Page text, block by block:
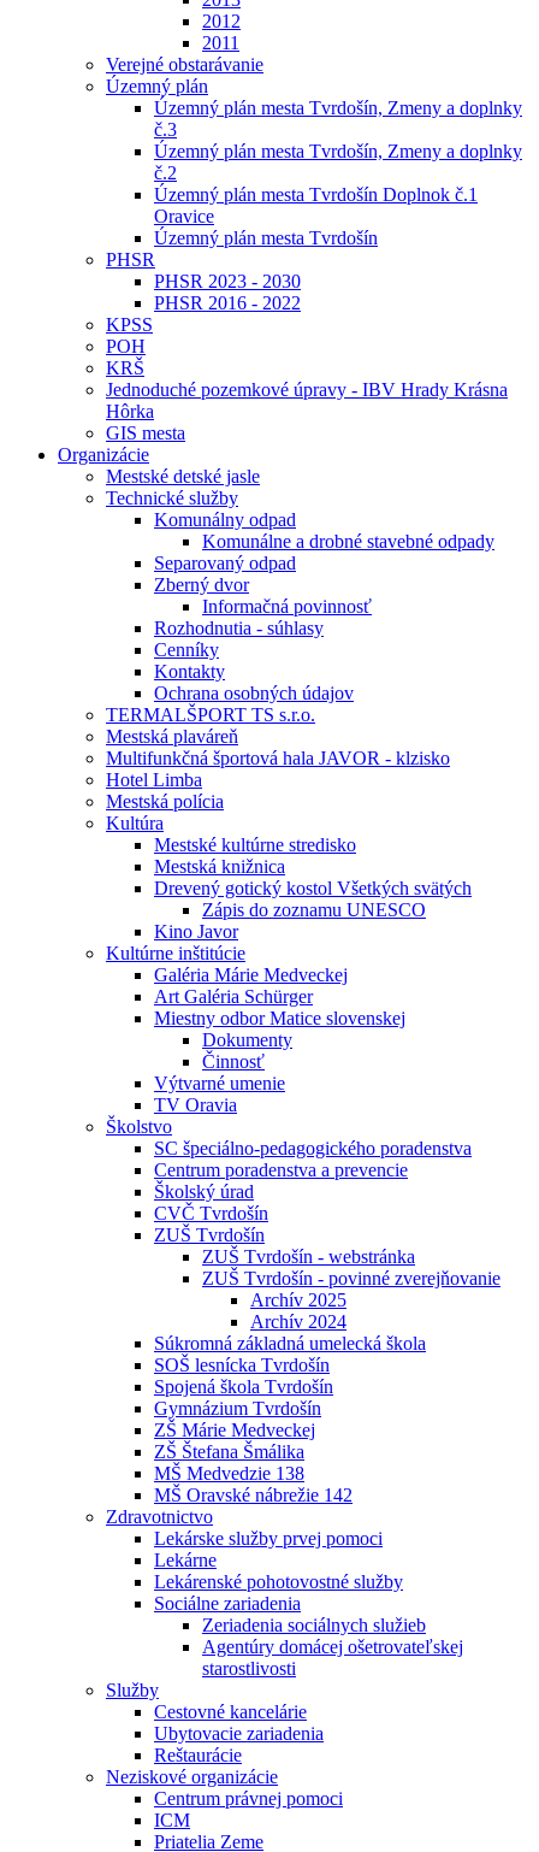
2012
2011
Verejné obstarávanie
Územný plán
Územný plán mesta Tvrdošín, Zmeny a doplnky
č.3
Územný plán mesta Tvrdošín, Zmeny a doplnky
č.2
Územný plán mesta Tvrdošín Doplnok č.1
Oravice
Územný plán mesta Tvrdošín
PHSR
PHSR 2023 - 2030
PHSR 2016 - 2022
KPSS
POH
KRŠ
Jednoduché pozemkové úpravy - IBV Hrady Krásna
Hôrka
GIS mesta
Organizácie
Mestské detské jasle
Technické služby
Komunálny odpad
Komunálne a drobné stavebné odpady
Separovaný odpad
Zberný dvor
Informačná povinnosť
Rozhodnutia - súhlasy
Cenníky
Kontakty
Ochrana osobných údajov
TERMALŠPORT TS s.r.o.
Mestská plaváreň
Multifunkčná športová hala JAVOR - klzisko
Hotel Limba
Mestská polícia
Kultúra
Mestské kultúrne stredisko
Mestská knižnica
Drevený gotický kostol Všetkých svätých
Zápis do zoznamu UNESCO
Kino Javor
Kultúrne inštitúcie
Galéria Márie Medveckej
Art Galéria Schürger
Miestny odbor Matice slovenskej
Dokumenty
Činnosť
Výtvarné umenie
TV Oravia
Školstvo
SC špeciálno-pedagogického poradenstva
Centrum poradenstva a prevencie
Školský úrad
CVČ Tvrdošín
ZUŠ Tvrdošín
ZUŠ Tvrdošín - webstránka
ZUŠ Tvrdošín - povinné zverejňovanie
Archív 2025
Archív 2024
Súkromná základná umelecká škola
SOŠ lesnícka Tvrdošín
Spojená škola Tvrdošín
Gymnázium Tvrdošín
ZŠ Márie Medveckej
ZŠ Štefana Šmálika
MŠ Medvedzie 138
MŠ Oravské nábrežie 142
Zdravotnictvo
Lekárske služby prvej pomoci
Lekárne
Lekárenské pohotovostné služby
Sociálne zariadenia
Zeriadenia sociálnych služieb
Agentúry domácej ošetrovateľskej
starostlivosti
Služby
Cestovné kancelárie
Ubytovacie zariadenia
Reštaurácie
Neziskové organizácie
Centrum právnej pomoci
ICM
Priatelia Zeme